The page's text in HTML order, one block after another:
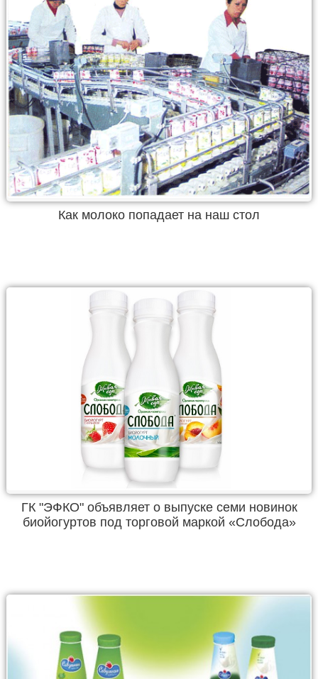
Как молоко попадает на наш стол
ГК "ЭФКО" объявляет о выпуске семи новинок
биойогуртов под торговой маркой «Слобода»